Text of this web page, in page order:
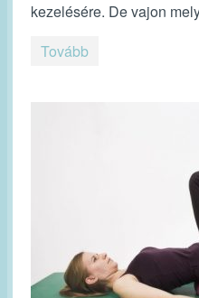
kezelésére. De vajon
Tovább